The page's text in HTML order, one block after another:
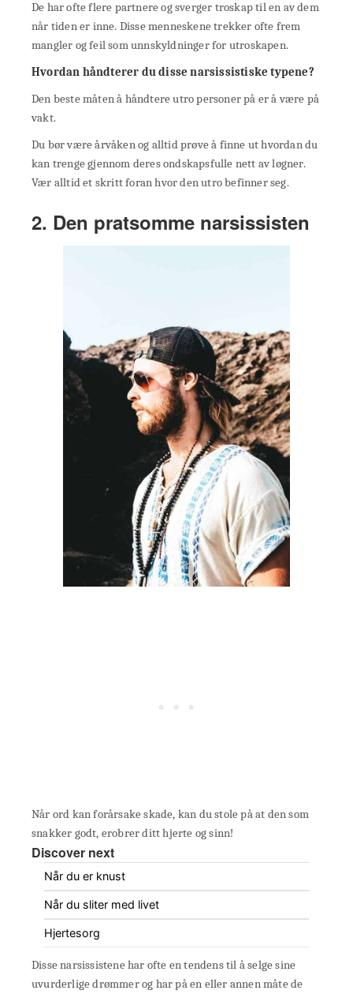
De har ofte flere partnere og sverger troskap til en av dem
når tiden er inne. Disse menneskene trekker ofte frem
mangler og feil som unnskyldninger for utroskapen.
Hvordan håndterer du disse narsissistiske typene?
Den beste måten å håndtere utro personer på er å være på
vakt.
Du bør være årvåken og alltid prøve å finne ut hvordan du
kan trenge gjennom deres ondskapsfulle nett av løgner.
Vær alltid et skritt foran hvor den utro befinner seg.
2. Den pratsomme narsissisten
Når ord kan forårsake skade, kan du stole på at den som
snakker godt, erobrer ditt hjerte og sinn!
Discover next
Når du er knust
Når du sliter med livet
Hjertesorg
Disse narsissistene har ofte en tendens til å selge sine
uvurderlige drømmer og har på en eller annen måte de